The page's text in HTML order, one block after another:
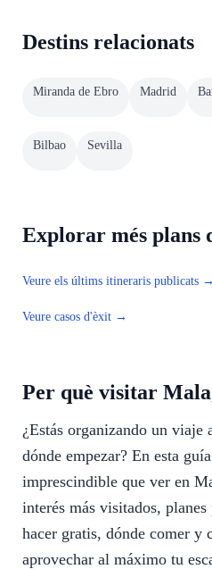
Destins relacionats
Miranda de Ebro Madrid
Bilbao Sevilla
Explorar més plans
Veure els últims itineraris publicats →
Veure casos d'èxit →
Per què visitar
¿Estás organizando un viaje
dónde empezar? En esta
imprescindible que ver en
interés más visitados,
hacer gratis, dónde comer y
aprovechar al máximo tu